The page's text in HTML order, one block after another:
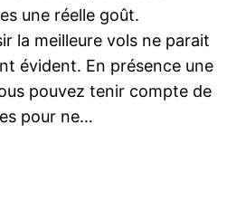
une réelle goût.
la meilleure vols ne parait
évident. En présence une
pouvez tenir compte de
pour ne…